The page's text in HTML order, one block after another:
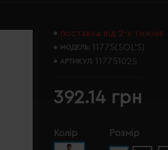
поставка від 2-х тижнів
МОДЕЛЬ: 11775(SOL’S)
АРТИКУЛ: 11775102S
392.14 грн
Колір Розмір